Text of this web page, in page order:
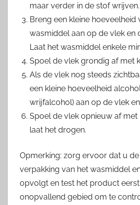
maar verder in de stof wrijven.
Breng een kleine hoeveelheid
wasmiddel aan op de vlek en
Laat het wasmiddel enkele
Spoel de vlek grondig af met
Als de vlek nog steeds
een kleine hoeveelheid
wrijfalcohol) aan op de vlek
Spoel de vlek opnieuw af
laat het drogen.
Opmerking: zorg ervoor dat u
verpakking van het wasmiddel
opvolgt en test het product eerst
onopvallend gebied om te